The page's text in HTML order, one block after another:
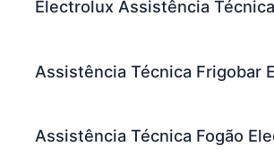
Electrolux Assistência Técnica
Assistência Técnica Frigobar
Assistência Técnica Fogão